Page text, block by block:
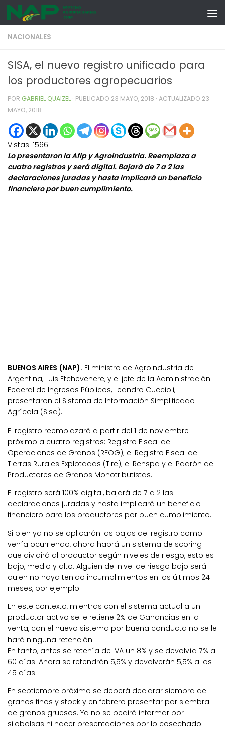
Skip to content
NACIONALES
SISA, el nuevo registro unificado para
los productores agropecuarios
POR GABRIEL QUAIZEL · PUBLICADO 23 MAYO, 2018 · ACTUALIZADO 23
MAYO, 2018
Vistas: 1566
Lo presentaron la Afip y Agroindustria. Reemplaza a
cuatro registros y será digital. Bajará de 7 a 2 las
declaraciones juradas y hasta implicará un beneficio
financiero por buen cumplimiento.
BUENOS AIRES (NAP). El ministro de Agroindustria de
Argentina, Luis Etchevehere, y el jefe de la Administración
Federal de Ingresos Públicos, Leandro Cuccioli,
presentaron el Sistema de Información Simplificado
Agrícola (Sisa).
El registro reemplazará a partir del 1 de noviembre
próximo a cuatro registros: Registro Fiscal de
Operaciones de Granos (RFOG); el Registro Fiscal de
Tierras Rurales Explotadas (Tire); el Renspa y el Padrón de
Productores de Granos Monotributistas.
El registro será 100% digital, bajará de 7 a 2 las
declaraciones juradas y hasta implicará un beneficio
financiero para los productores por buen cumplimiento.
Si bien ya no se aplicarán las bajas del registro como
venía ocurriendo, ahora habrá un sistema de scoring
que dividirá al productor según niveles de riesgo, esto es
bajo, medio y alto. Alguien del nivel de riesgo bajo será
quien no haya tenido incumplimientos en los últimos 24
meses, por ejemplo.
En este contexto, mientras con el sistema actual a un
productor activo se le retiene 2% de Ganancias en la
venta, con el nuevo sistema por buena conducta no se le
hará ninguna retención.
En tanto, antes se retenía de IVA un 8% y se devolvía 7% a
60 días. Ahora se retendrán 5,5% y devolverán 5,5% a los
45 días.
En septiembre próximo se deberá declarar siembra de
granos finos y stock y en febrero presentar por siembra
de granos gruesos. Ya no se pedirá informar por
silobolsas ni hacer presentaciones por lo cosechado.